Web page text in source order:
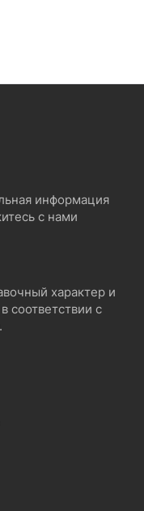
информация
с нами
характер и
соответствии с